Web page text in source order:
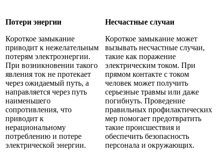
Потери энергии
Короткое замыкание
приводит к нежелательным
потерям электроэнергии.
При возникновении такого
явления ток не протекает
через ожидаемый путь, а
направляется через путь
наименьшего
сопротивления, что
приводит к
нерациональному
потреблению и потере
электрической энергии.
Несчастные случаи
Короткое замыкание может
вызывать несчастные случаи,
такие как поражение
электрическим током. При
прямом контакте с током
человек может получить
серьезные травмы или даже
погибнуть. Проведение
правильных профилактических
мер помогает предотвратить
такие происшествия и
обеспечить безопасность
персонала и окружающих.